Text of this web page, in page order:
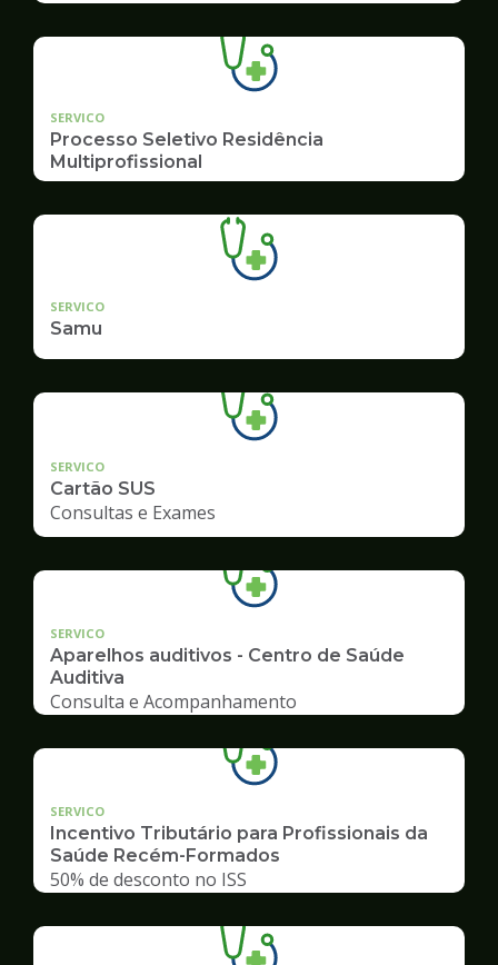
SERVICO
Processo Seletivo Residência
Multiprofissional
SERVICO
Samu
SERVICO
Cartão SUS
Consultas e Exames
SERVICO
Aparelhos auditivos - Centro de Saúde
Auditiva
Consulta e Acompanhamento
SERVICO
Incentivo Tributário para Profissionais da
Saúde Recém-Formados
50% de desconto no ISS